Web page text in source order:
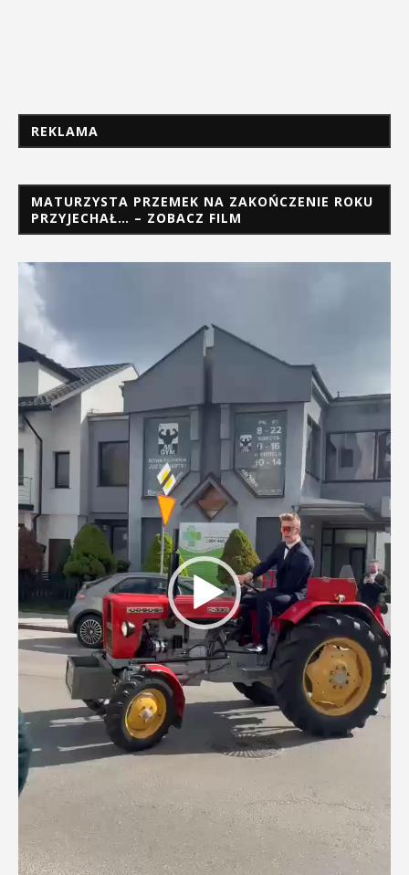
REKLAMA
MATURZYSTA PRZEMEK NA ZAKOŃCZENIE ROKU
PRZYJECHAŁ… – ZOBACZ FILM
Odtwarzacz